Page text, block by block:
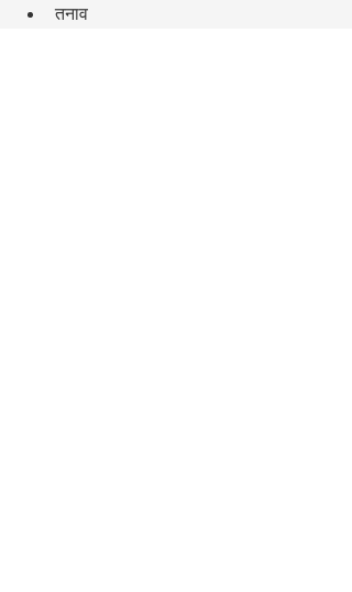
तनाव